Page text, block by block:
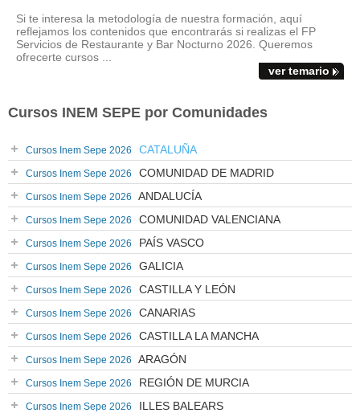
Si te interesa la metodología de nuestra formación, aquí
reflejamos los contenidos que encontrarás si realizas el FP
Servicios de Restaurante y Bar Nocturno 2026. Queremos
ofrecerte cursos ...
ver temario
Cursos INEM SEPE por Comunidades
Cursos Inem Sepe 2026 CATALUÑA
Cursos Inem Sepe 2026 COMUNIDAD DE MADRID
Cursos Inem Sepe 2026 ANDALUCÍA
Cursos Inem Sepe 2026 COMUNIDAD VALENCIANA
Cursos Inem Sepe 2026 PAÍS VASCO
Cursos Inem Sepe 2026 GALICIA
Cursos Inem Sepe 2026 CASTILLA Y LEÓN
Cursos Inem Sepe 2026 CANARIAS
Cursos Inem Sepe 2026 CASTILLA LA MANCHA
Cursos Inem Sepe 2026 ARAGÓN
Cursos Inem Sepe 2026 REGIÓN DE MURCIA
Cursos Inem Sepe 2026 ILLES BALEARS